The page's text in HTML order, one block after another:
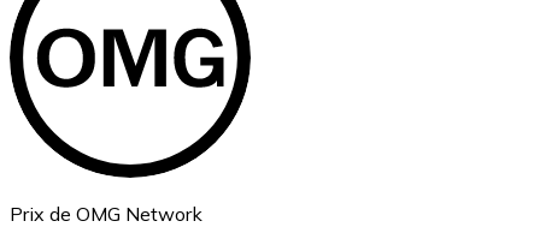
Ethereum
ETH
Prix de OMG Network